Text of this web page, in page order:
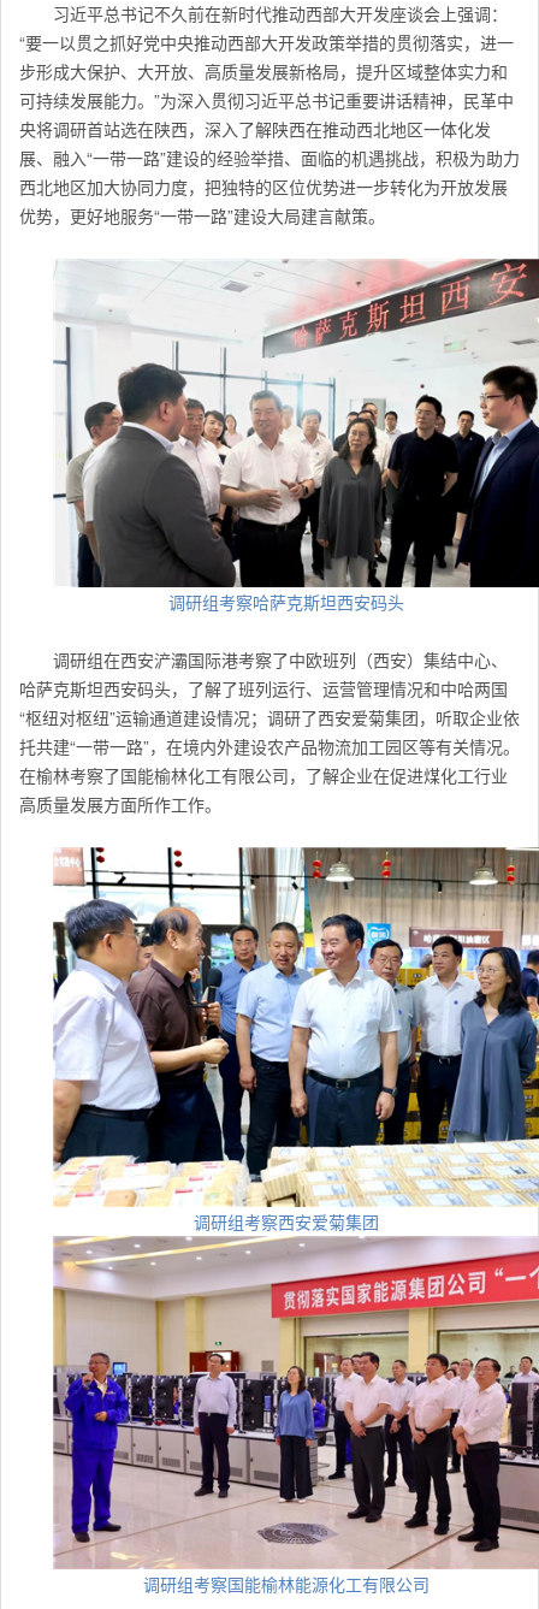
习近平总书记不久前在新时代推动西部大开发座谈会上强调：
“要一以贯之抓好党中央推动西部大开发政策举措的贯彻落实，进一
步形成大保护、大开放、高质量发展新格局，提升区域整体实力和
可持续发展能力。”为深入贯彻习近平总书记重要讲话精神，民革中
央将调研首站选在陕西，深入了解陕西在推动西北地区一体化发
展、融入“一带一路”建设的经验举措、面临的机遇挑战，积极为助力
西北地区加大协同力度，把独特的区位优势进一步转化为开放发展
优势，更好地服务“一带一路”建设大局建言献策。
调研组考察哈萨克斯坦西安码头
调研组在西安浐灞国际港考察了中欧班列（西安）集结中心、
哈萨克斯坦西安码头，了解了班列运行、运营管理情况和中哈两国
“枢纽对枢纽”运输通道建设情况；调研了西安爱菊集团，听取企业依
托共建“一带一路”，在境内外建设农产品物流加工园区等有关情况。
在榆林考察了国能榆林化工有限公司，了解企业在促进煤化工行业
高质量发展方面所作工作。
调研组考察西安爱菊集团
调研组考察国能榆林能源化工有限公司